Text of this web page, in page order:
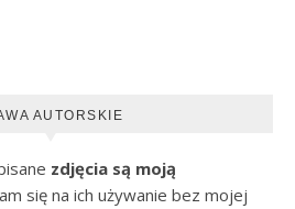
AUTORSKIE
zdjęcia są moją
się na ich używanie bez mojej